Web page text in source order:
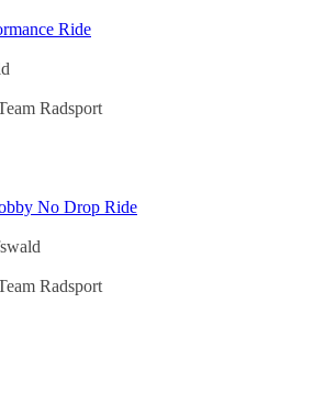
Ride
Radsport
No Drop Ride
Radsport